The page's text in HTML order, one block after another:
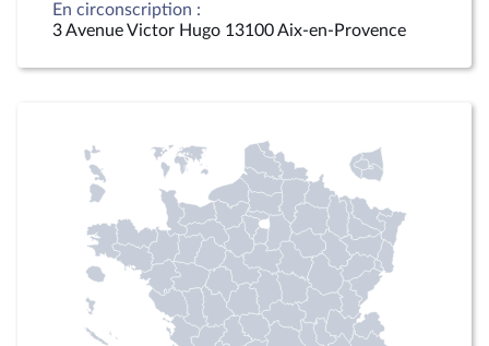
En circonscription :
3 Avenue Victor Hugo 13100 Aix-en-Provence